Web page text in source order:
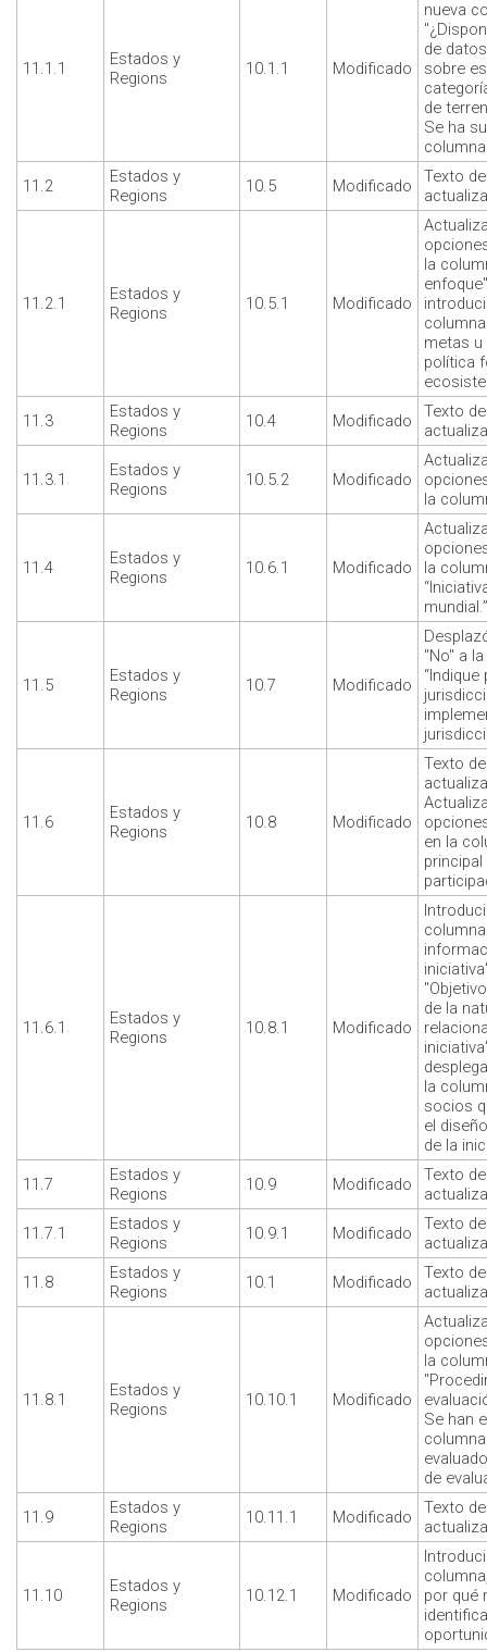
11.1.1
Estados y
Regions
10.1.1 Modificado
nueva
de
sobre
de
Se ha
columna
11.2
Estados y
Regions
10.5 Modificado
Texto
11.2.1
Estados y
Regions
10.5.1 Modificado
la
metas
política
11.3
Estados y
Regions
10.4 Modificado
Texto
11.3.1
Estados y
Regions
10.5.2 Modificado
la
11.4
Estados y
Regions
10.6.1 Modificado
la
mundial.”
11.5
Estados y
Regions
10.7 Modificado
"No" a
11.6
Estados y
Regions
10.8 Modificado
Texto
en la
11.6.1
Estados y
Regions
10.8.1 Modificado
de la
la
socios
el
de la
11.7
Estados y
Regions
10.9 Modificado
Texto
11.7.1
Estados y
Regions
10.9.1 Modificado
Texto
11.8
Estados y
Regions
10.1 Modificado
Texto
11.8.1
Estados y
Regions
10.10.1 Modificado
la
Se han
de
11.9
Estados y
Regions
10.11.1 Modificado
Texto
11.10
Estados y
Regions
10.12.1 Modificado
por qué